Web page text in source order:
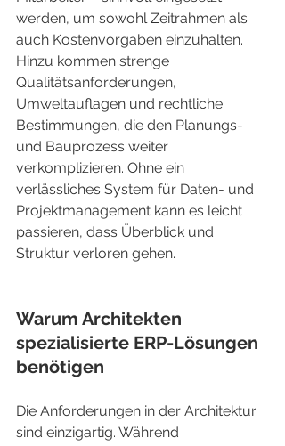
werden, um sowohl Zeitrahmen als
auch Kostenvorgaben einzuhalten.
Hinzu kommen strenge
Qualitätsanforderungen,
Umweltauflagen und rechtliche
Bestimmungen, die den Planungs-
und Bauprozess weiter
verkomplizieren. Ohne ein
verlässliches System für Daten- und
Projektmanagement kann es leicht
passieren, dass Überblick und
Struktur verloren gehen.
Warum Architekten
spezialisierte ERP-Lösungen
benötigen
Die Anforderungen in der Architektur
sind einzigartig. Während